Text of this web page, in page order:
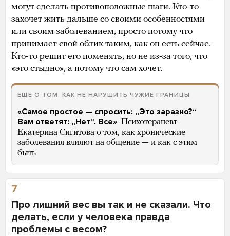
могут сделать противоположные шаги. Кто-то
захочет жить дальше со своими особенностями
или своим заболеванием, просто потому что
принимает свой облик таким, как он есть сейчас.
Кто-то решит его поменять, но не из-за того, что
«это стыдно», а потому что сам хочет.
ЕЩЕ О ТОМ, КАК НЕ НАРУШИТЬ ЧУЖИЕ ГРАНИЦЫ
«Самое простое — спросить: „Это заразно?“
Вам ответят: „Нет“. Все» Психотерапевт
Екатерина Сигитова о том, как хронические
заболевания влияют на общение — и как с этим
быть
7
Про лишний вес вы так и не сказали. Что
делать, если у человека правда
проблемы с весом?